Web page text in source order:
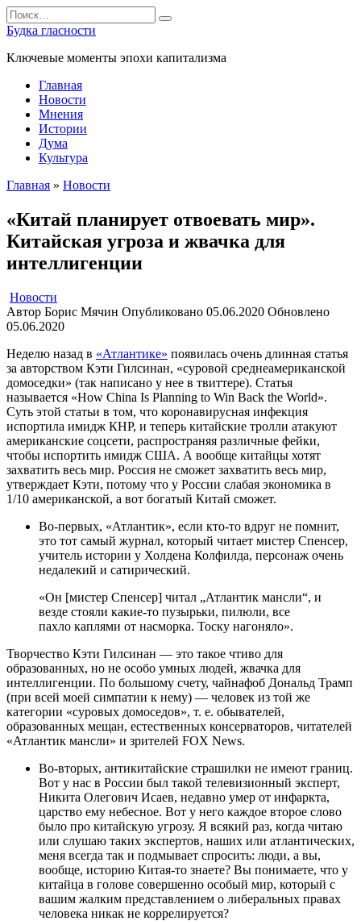
Перейти
к
содержанию
Search
for:
Будка гласности
Ключевые моменты эпохи капитализма
Главная
Новости
Мнения
Истории
Дума
Культура
Главная » Новости
«Китай планирует отвоевать мир».
Китайская угроза и жвачка для
интеллигенции
Новости
Автор Борис Мячин Опубликовано 05.06.2020 Обновлено
05.06.2020
Неделю назад в «Атлантике» появилась очень длинная статья
за авторством Кэти Гилсинан, «суровой среднеамериканской
домоседки» (так написано у нее в твиттере). Статья
называется «How China Is Planning to Win Back the World».
Суть этой статьи в том, что коронавирусная инфекция
испортила имидж КНР, и теперь китайские тролли атакуют
американские соцсети, распространяя различные фейки,
чтобы испортить имидж США. А вообще китайцы хотят
захватить весь мир. Россия не сможет захватить весь мир,
утверждает Кэти, потому что у России слабая экономика в
1/10 американской, а вот богатый Китай сможет.
Во-первых, «Атлантик», если кто-то вдруг не помнит,
это тот самый журнал, который читает мистер Спенсер,
учитель истории у Холдена Колфилда, персонаж очень
недалекий и сатирический.
«Он [мистер Спенсер] читал „Атлантик мансли“, и
везде стояли какие-то пузырьки, пилюли, все
пахло каплями от насморка. Тоску нагоняло».
Творчество Кэти Гилсинан — это такое чтиво для
образованных, но не особо умных людей, жвачка для
интеллигенции. По большому счету, чайнафоб Дональд Трамп
(при всей моей симпатии к нему) — человек из той же
категории «суровых домоседов», т. е. обывателей,
образованных мещан, естественных консерваторов, читателей
«Атлантик мансли» и зрителей FOX News.
Во-вторых, антикитайские страшилки не имеют границ.
Вот у нас в России был такой телевизионный эксперт,
Никита Олегович Исаев, недавно умер от инфаркта,
царство ему небесное. Вот у него каждое второе слово
было про китайскую угрозу. Я всякий раз, когда читаю
или слушаю таких экспертов, наших или атлантических,
меня всегда так и подмывает спросить: люди, а вы,
вообще, историю Китая-то знаете? Вы понимаете, что у
китайца в голове совершенно особый мир, который с
вашим жалким представлением о либеральных правах
человека никак не коррелируется?